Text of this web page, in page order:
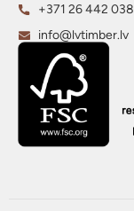
+371 26 442 038
info@lvtimber.lv